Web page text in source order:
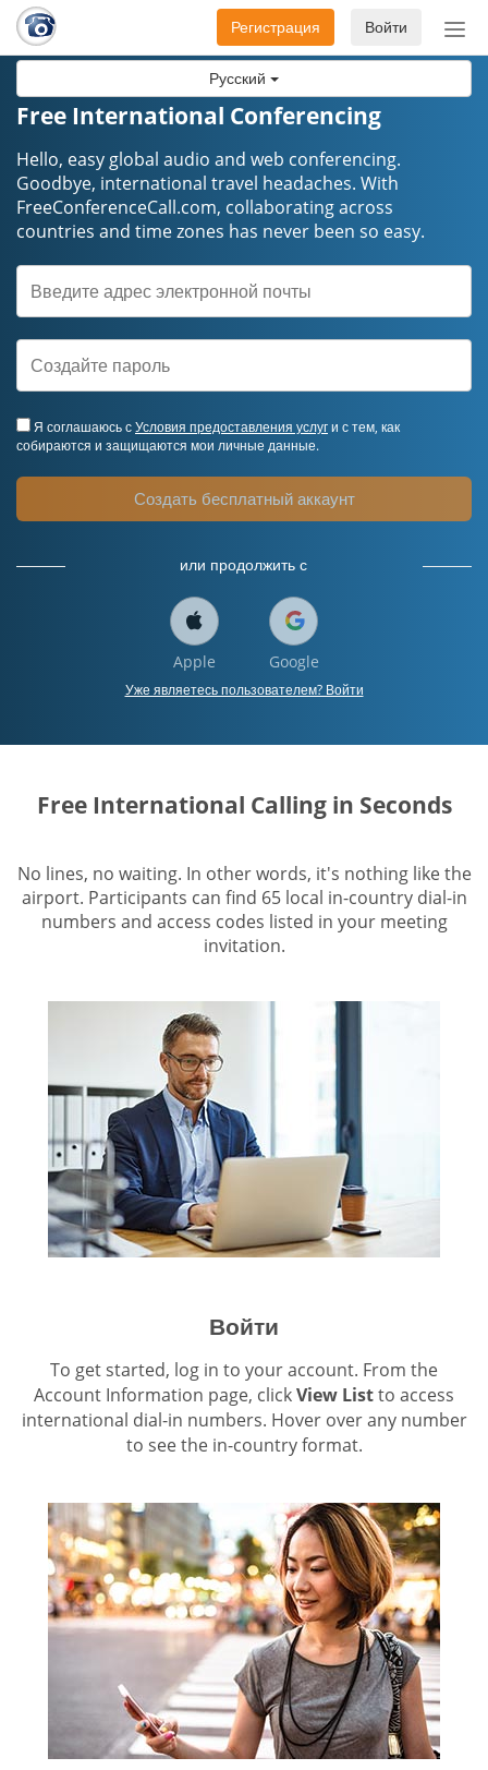
Русский
Войти
Регистрация
Free International Conferencing
Hello, easy global audio and web conferencing.
Goodbye, international travel headaches. ​​​​​​​With
FreeConferenceCall.com, collaborating across
countries and time zones has never been so easy.
Я соглашаюсь сУсловия предоставления услуги с тем, как
собираются и защищаются мои личные данные.
Создать бесплатный аккаунт
или продолжить с
Apple Google
Уже являетесь пользователем? Войти
Free International Calling in Seconds
No lines, no waiting. In other words, it's nothing like the
airport. Participants can find 65 local in-country dial-in
numbers and access codes listed in your meeting
invitation.
Войти
To get started, log in to your account. From the
Account Information page, clickView Listto access
international dial-in numbers. Hover over any number
to see the in-country format.